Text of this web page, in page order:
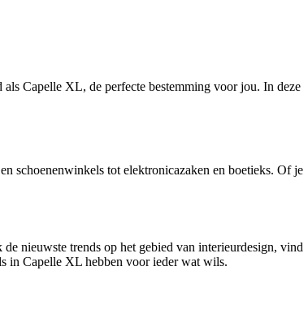
Capelle XL, de perfecte bestemming voor jou. In deze
schoenenwinkels tot elektronicazaken en boetieks. Of je
nieuwste trends op het gebied van interieurdesign, vind
in Capelle XL hebben voor ieder wat wils.